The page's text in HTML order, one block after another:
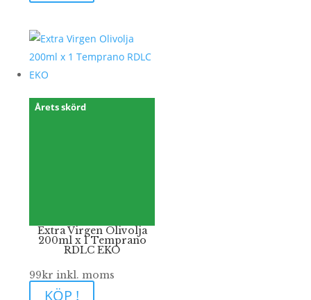
Årets skörd
Extra Virgen Olivolja
200ml x 1 Temprano
RDLC EKO
99kr inkl. moms
KÖP !